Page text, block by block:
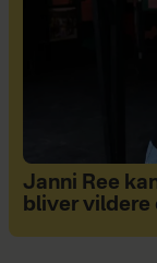
Janni Ree
bliver vildere